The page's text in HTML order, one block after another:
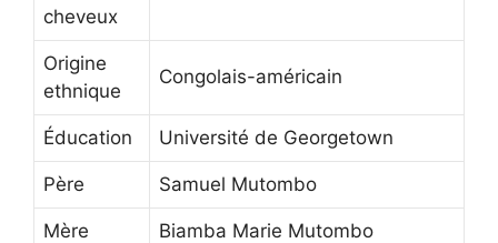
cheveux
Origine
ethnique
Congolais-américain
Éducation Université de Georgetown
Père Samuel Mutombo
Mère Biamba Marie Mutombo